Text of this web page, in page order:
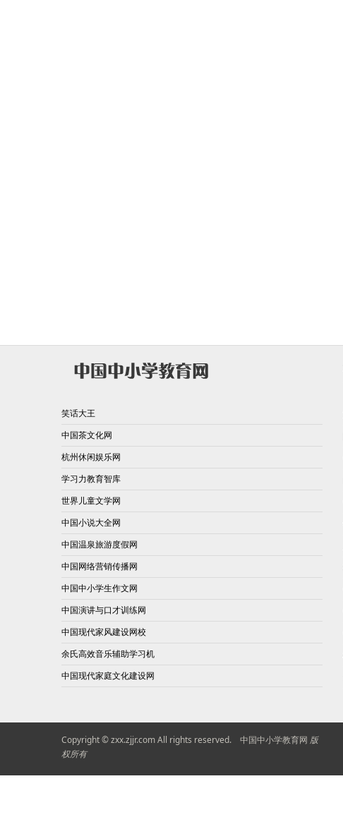
笑话大王
中国茶文化网
杭州休闲娱乐网
学习力教育智库
世界儿童文学网
中国小说大全网
中国温泉旅游度假网
中国网络营销传播网
中国中小学生作文网
中国演讲与口才训练网
中国现代家风建设网校
余氏高效音乐辅助学习机
中国现代家庭文化建设网
Copyright © zxx.zjjr.com All rights reserved. 中国中小学教育网 版
权所有